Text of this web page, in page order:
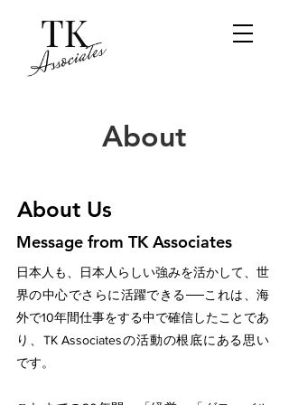
About
About Us
Message from TK Associates
日本人も、日本人らしい強みを活かして、世
界の中心でさらに活躍できる──これは、海
外で10年間仕事をする中で確信したことであ
り、TK Associatesの活動の根底にある思い
です。